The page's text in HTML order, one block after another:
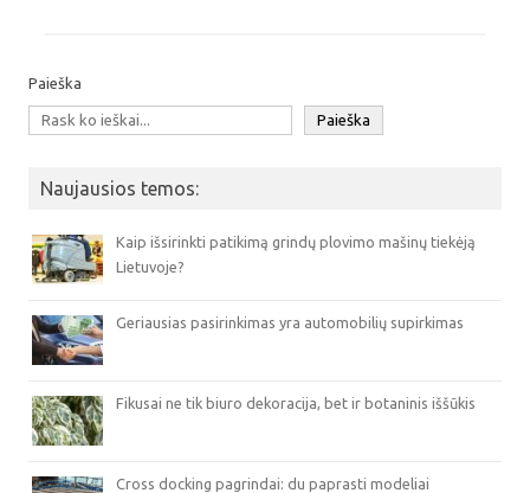
Paieška
Paieška
Naujausios temos:
Kaip išsirinkti patikimą grindų plovimo mašinų tiekėją
Lietuvoje?
Geriausias pasirinkimas yra automobilių supirkimas
Fikusai ne tik biuro dekoracija, bet ir botaninis iššūkis
Cross docking pagrindai: du paprasti modeliai